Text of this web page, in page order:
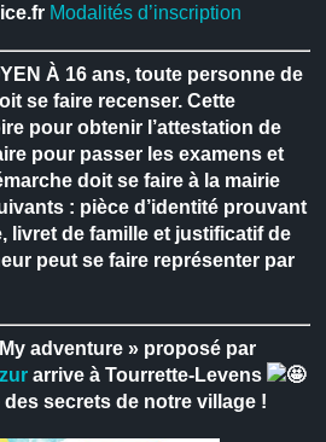
Modalités d’inscription
À 16 ans, toute personne de
se faire recenser. Cette
pour obtenir l’attestation de
pour passer les examens et
doit se faire à la mairie
: pièce d’identité prouvant
livret de famille et justificatif de
peut se faire représenter par
adventure » proposé par
arrive à Tourrette-Levens
des secrets de notre village !